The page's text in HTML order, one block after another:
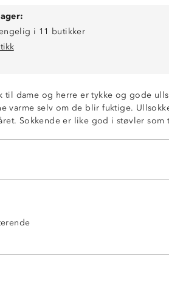
i 11 butikker
til dame og herre er tykke og gode
varme selv om de blir fuktige.
Sokkende er like god i støvler som